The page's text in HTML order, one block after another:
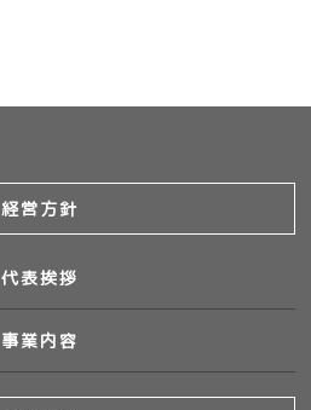
経営方針
代表挨拶
事業内容